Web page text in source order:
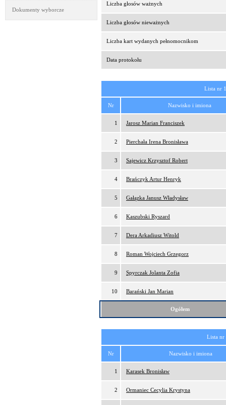
Dokumenty wyborcze
Liczba głosów ważnych
Liczba głosów nieważnych
Liczba kart wydanych pełnomocnikom
Data protokołu
Lista nr
Nr Nazwisko i imiona
1 Jarosz Marian Franciszek
2 Pierchała Irena Bronisława
3 Sajewicz Krzysztof Robert
4 Brańczyk Artur Henryk
5 Gałązka Janusz Władysław
6 Kaszubski Ryszard
7 Dera Arkadiusz Witold
8 Roman Wojciech Grzegorz
9 Spyrczak Jolanta Zofia
10 Barański Jan Marian
Ogółem
Lista
Nr Nazwisko i imiona
1 Karasek Bronisław
2 Ormaniec Cecylia Krystyna